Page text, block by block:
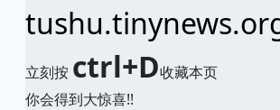
立刻按 ctrl+D收藏本页
你会得到大惊喜!!